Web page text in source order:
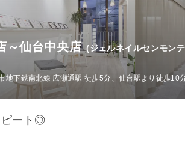
～仙台中央店 (ジェルネイルセンモン
地下鉄南北線 広瀬通駅 徒歩5分、仙台駅より徒歩10
ピート◎